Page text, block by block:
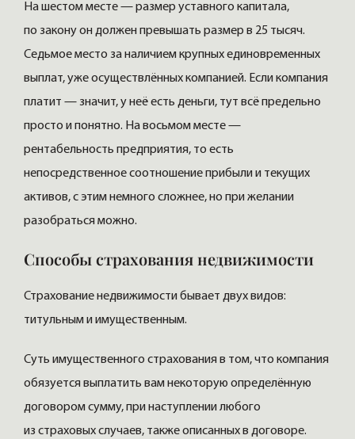
На шестом месте — размер уставного капитала,
по закону он должен превышать размер в 25 тысяч.
Седьмое место за наличием крупных единовременных
выплат, уже осуществлённых компанией. Если компания
платит — значит, у неё есть деньги, тут всё предельно
просто и понятно. На восьмом месте —
рентабельность предприятия, то есть
непосредственное соотношение прибыли и текущих
активов, с этим немного сложнее, но при желании
разобраться можно.
Способы страхования недвижимости
Страхование недвижимости бывает двух видов:
титульным и имущественным.
Суть имущественного страхования в том, что компания
обязуется выплатить вам некоторую определённую
договором сумму, при наступлении любого
из страховых случаев, также описанных в договоре.